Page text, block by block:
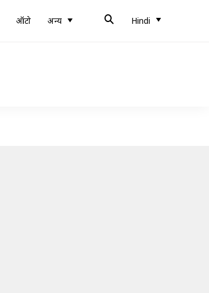
ऑटो अन्य Hindi